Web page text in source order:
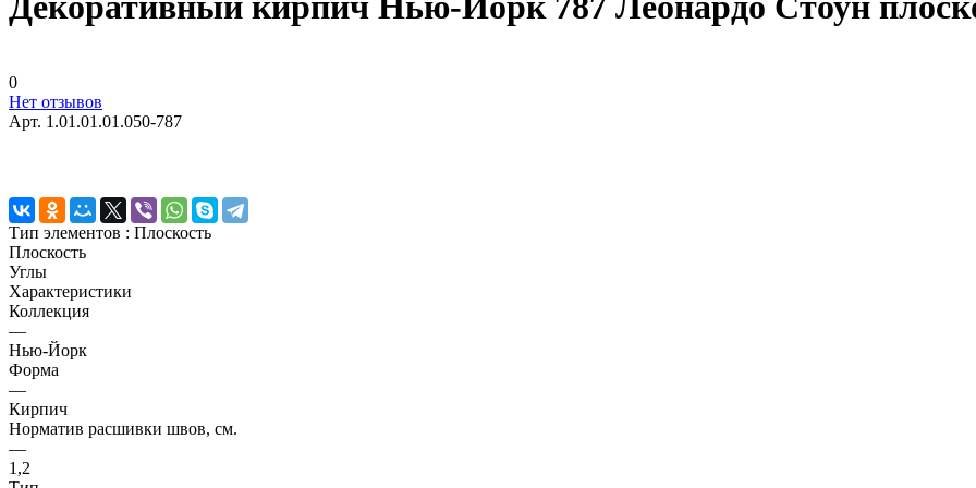
0
Нет отзывов
Арт. 1.01.01.01.050-787
Тип элементов : Плоскость
Плоскость
Углы
Характеристики
Коллекция
—
Нью-Йорк
Форма
—
Кирпич
Норматив расшивки швов, см.
—
1,2